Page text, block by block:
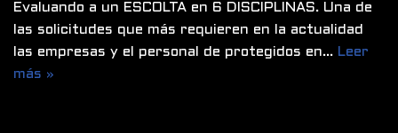
Evaluando a un ESCOLTA en 6 DISCIPLINAS. Una de
las solicitudes que más requieren en la actualidad
las empresas y el personal de protegidos en… Leer
más »